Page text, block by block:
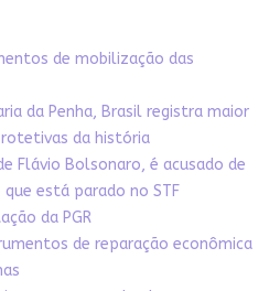
de mobilização das
da Penha, Brasil registra maior
da história
Flávio Bolsonaro, é acusado de
está parado no STF
da PGR
de reparação econômica